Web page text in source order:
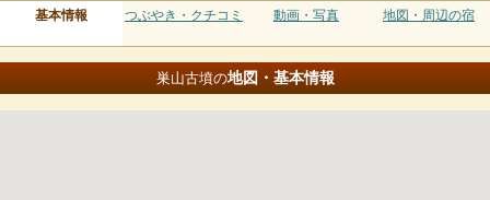
基本情報 つぶやき・クチコミ 動画・写真 地図・周辺の宿
巣山古墳の地図・基本情報